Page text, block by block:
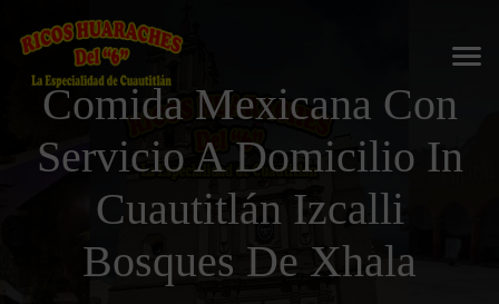
Comida Mexicana Con
Servicio A Domicilio In
Cuautitlán Izcalli
Bosques De Xhala